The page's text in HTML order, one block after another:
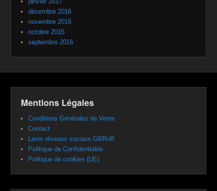
décembre 2016
novembre 2016
octobre 2016
septembre 2016
Mentions Légales
Conditions Générales de Vente
Contact
Liens réseaux sociaux GBRnR
Politique de Confidentialité
Politique de cookies (UE)